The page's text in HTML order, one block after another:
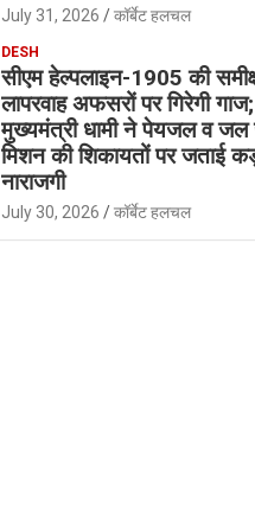
July 31, 2026 कॉर्बेट हलचल
DESH
सीएम हेल्पलाइन-1905 की
लापरवाह अफसरों पर गिरेगी गाज;
मुख्यमंत्री धामी ने पेयजल व जल
मिशन की शिकायतों पर जताई
नाराजगी
July 30, 2026 कॉर्बेट हलचल